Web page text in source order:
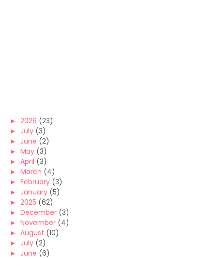
► 2026 (23)
► July (3)
► June (2)
► May (3)
► April (3)
► March (4)
► February (3)
► January (5)
► 2025 (62)
► December (3)
► November (4)
► August (10)
► July (2)
► June (6)